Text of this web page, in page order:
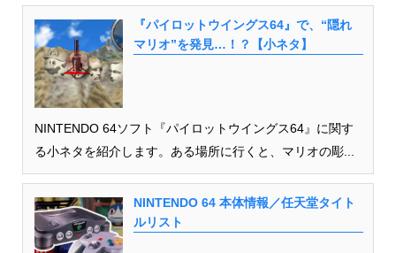
『パイロットウイングス64』で、“隠れ
マリオ”を発見…！？【小ネタ】
NINTENDO 64ソフト『パイロットウイングス64』に関す
る小ネタを紹介します。ある場所に行くと、マリオの彫...
NINTENDO 64 本体情報／任天堂タイト
ルリスト